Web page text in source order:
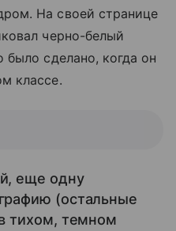
На своей странице
черно-белый
было сделано, когда он
классе.
еще одну
(остальные
тихом, темном